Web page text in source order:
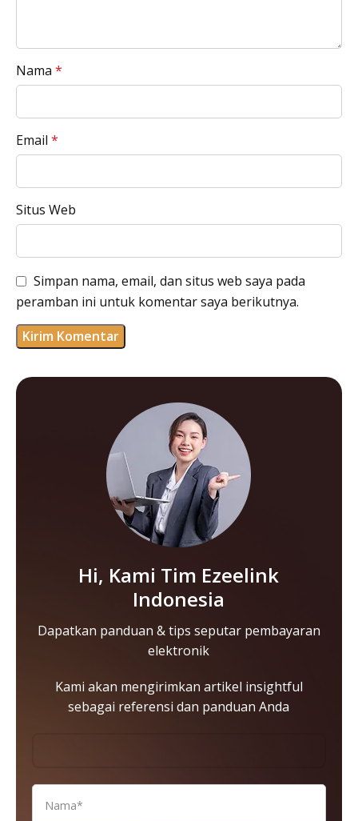
Nama *
Email *
Situs Web
Simpan nama, email, dan situs web saya pada
peramban ini untuk komentar saya berikutnya.
Hi, Kami Tim Ezeelink
Indonesia
Dapatkan panduan & tips seputar pembayaran
elektronik
Kami akan mengirimkan artikel insightful
sebagai referensi dan panduan Anda